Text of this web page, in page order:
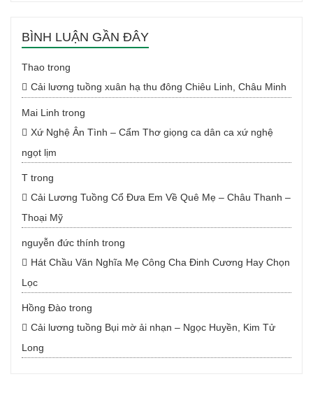
BÌNH LUẬN GẦN ĐÂY
Thao trong
Cải lương tuồng xuân hạ thu đông Chiêu Linh, Châu Minh
Mai Linh trong
Xứ Nghệ Ân Tình – Cẩm Thơ giọng ca dân ca xứ nghệ
ngọt lịm
T trong
Cải Lương Tuồng Cổ Đưa Em Về Quê Mẹ – Châu Thanh –
Thoại Mỹ
nguyễn đức thính trong
Hát Chầu Văn Nghĩa Mẹ Công Cha Đinh Cương Hay Chọn
Lọc
Hồng Đào trong
Cải lương tuồng Bụi mờ ải nhạn – Ngọc Huyền, Kim Tử
Long